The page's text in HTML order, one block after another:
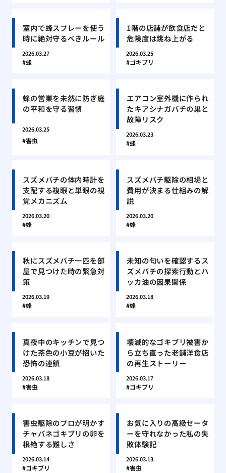
室内で蜂スプレーを使う
時に絶対守るべきルール
2026.03.27
蜂
1階の店舗が飲食店だと
危険度は跳ね上がる
2026.03.25
ゴキブリ
蜂の営巣を未然に防ぎ庭
の平和を守る習慣
2026.03.25
害虫
エアコン室外機に作られ
たキアシナガバチの巣と
故障リスク
2026.03.23
蜂
スズメバチの体内時計を
支配する複眼と単眼の視
覚メカニズム
2026.03.20
蜂
スズメバチ駆除の相場と
費用が決まる仕組みの解
説
2026.03.20
蜂
秋にスズメバチ一匹を部
屋で見つけた時の緊急対
策
2026.03.19
蜂
未知の匂いを確認するス
ズメバチの探索行動とハ
ッカ油の因果関係
2026.03.18
蜂
真夜中のキッチンで見つ
けた茶色の小豆が招いた
恐怖の連鎖
2026.03.18
害虫
壊滅的なゴキブリ被害か
ら立ち直った老舗洋食店
の再生ストーリー
2026.03.17
ゴキブリ
害虫駆除のプロが明かす
チャバネゴキブリの卵を
根絶する難しさ
2026.03.14
ゴキブリ
お気に入りの高級セータ
ーを守れなかった私の失
敗体験記
2026.03.13
害虫